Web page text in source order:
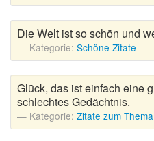
Die Welt ist so schön und
Kategorie: Schöne Zitate
Glück, das ist einfach eine
schlechtes Gedächtnis.
Kategorie: Zitate zum